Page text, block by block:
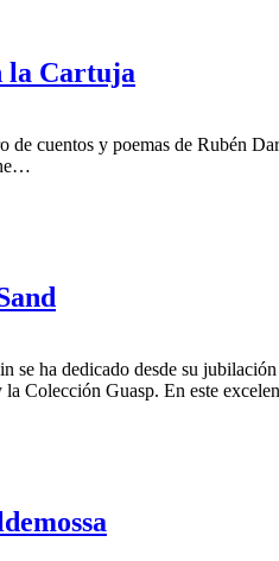
la Cartuja
cuentos y poemas de Rubén
se ha dedicado desde su
Colección Guasp. En este